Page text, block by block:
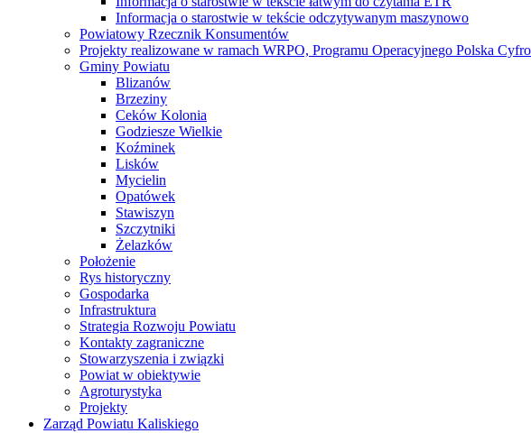
Informacja o starostwie w tekście odczytywanym maszynowo
Powiatowy Rzecznik Konsumentów
Projekty realizowane w ramach WRPO, Programu Operacyjnego Polska
Gminy Powiatu
Blizanów
Brzeziny
Ceków Kolonia
Godziesze Wielkie
Koźminek
Lisków
Mycielin
Opatówek
Stawiszyn
Szczytniki
Żelazków
Położenie
Rys historyczny
Gospodarka
Infrastruktura
Strategia Rozwoju Powiatu
Kontakty zagraniczne
Stowarzyszenia i związki
Powiat w obiektywie
Agroturystyka
Projekty
Zarząd Powiatu Kaliskiego